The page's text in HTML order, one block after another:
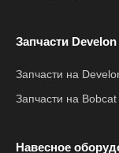
Запчасти
Запчасти на
Запчасти на Bobcat
Навесное